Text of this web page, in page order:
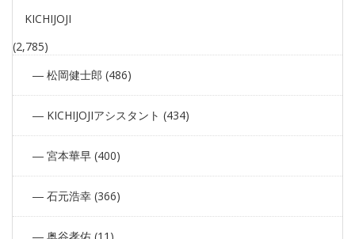
KICHIJOJI
(2,785)
松岡健士郎 (486)
KICHIJOJIアシスタント (434)
宮本華早 (400)
石元浩幸 (366)